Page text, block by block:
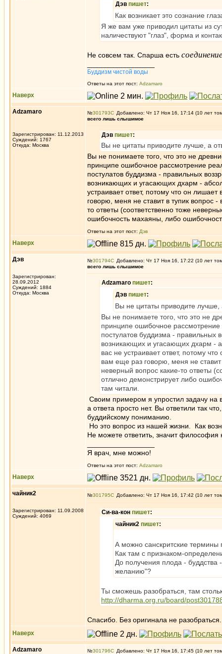
Дэв пишет:
Как возникает это сознание
Я же вам уже приводил цитаты из
наличествуют "глаз", форма и
Не совсем так. Спарша есть
Буддизм чистой воды
Ответы на этот пост: Adzamaro
Наверх
Adzamaro
Зарегистрирован: 11.12.2013
Суждений: 1767
Откуда: Москва
№301793
Добавлено: Чт 17 Ноя 16, 17:14 (10 лет
всего лишь слышимое
Дэв пишет:
Вы не цитаты приводите лучше, а
Вы не понимаете того, что это не
принципе ошибочное рассмотрение
постулатов буддизма - правильных
возникающих и угасающих дхарм -
устраивает ответ, потому что он
говорю, меня не ставит в тупик вопрос
то ответы (соответственно тоже
ошибочность махаяны, либо
Ответы на этот пост: Дэв
Наверх
Дэв
Зарегистрирован:
28.09.2012
Суждений: 1884
Откуда: Москва
№301794
Добавлено: Чт 17 Ноя 16, 17:22 (10 лет
всего лишь слышимое
Adzamaro пишет:
Дэв пишет:
Вы не цитаты приводите лучше,
Вы не понимаете того, что это не
принципе ошибочное
постулатов буддизма - правильных
возникающих и угасающих дхарм -
вас не устраивает ответ, потому
вам еще раз говорю, меня не
неверный вопрос какие-то ответы
отлично демонстрирует либо
там читали.
Своим примером я упростил задачу на
а ответа просто нет. Вы ответили так
буддийскому пониманию.
Но это вопрос из нашей жизни. Как
Не можете ответить, значит философия
Я врач, мне можно!
Ответы на этот пост: Adzamaro
Наверх
чайник2
Зарегистрирован: 11.09.2008
Суждений: 4069
№301795 Добавлено: Чт 17 Ноя 16, 17:42 (10 лет
Си-ва-кон пишет:
чайник2 пишет:
А можно санскритские
Как там с признаком-
До получения плода - буддства
желанию"?
Ты сможешь разобраться, там
http://dharma.org.ru/board/
Спасибо. Без оригинала не
Наверх
Adzamaro №301796 Добавлено: Чт 17 Ноя 16, 17:45 (10 лет